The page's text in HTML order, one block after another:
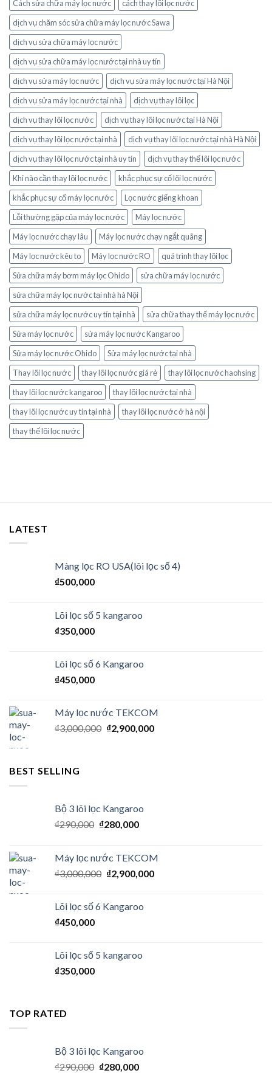
Cách sửa chữa máy lọc nước
cách thay lõi lọc nước
dịch vụ chăm sóc sửa chữa máy lọc nước Sawa
dịch vụ sửa chữa máy lọc nước
dịch vụ sửa chữa máy lọc nước tại nhà uy tín
dịch vụ sửa máy lọc nước
dịch vụ sửa máy lọc nước tại Hà Nội
dịch vụ sửa máy lọc nước tại nhà
dịch vụ thay lõi lọc
dịch vụ thay lõi lọc nước
dịch vụ thay lõi lọc nước tại Hà Nội
dịch vụ thay lõi lọc nước tại nhà
dịch vụ thay lõi lọc nước tại nhà Hà Nội
dịch vụ thay lõi lọc nước tại nhà uy tín
dịch vụ thay thế lõi lọc nước
Khi nào cần thay lõi lọc nước
khắc phục sự cố lõi lọc nước
khắc phục sự cố máy lọc nước
Lọc nước giếng khoan
Lỗi thường gặp của máy lọc nước
Máy lọc nước
Máy lọc nước chạy lâu
Máy lọc nước chạy ngắt quãng
Máy lọc nước kêu to
Máy lọc nước RO
quá trình thay lõi lọc
Sửa chữa máy bơm máy lọc Ohido
sửa chữa máy lọc nước
sửa chữa máy lọc nước tại nhà hà Nội
sửa chữa máy lọc nước uy tín tại nhà
sửa chữa thay thế máy lọc nước
Sửa máy lọc nước
sửa máy lọc nước Kangaroo
Sửa máy lọc nước Ohido
Sửa máy lọc nước tại nhà
Thay lõi lọc nước
thay lõi lọc nước giá rẻ
thay lõi lọc nước haohsing
thay lõi lọc nước kangaroo
thay lõi lọc nước tại nhà
thay lõi lọc nước uy tín tại nhà
thay lõi lọc nước ở hà nội
thay thế lõi lọc nước
LATEST
Màng lọc RO USA(lõi lọc số 4)
₫500,000
Lõi lọc số 5 kangaroo
₫350,000
Lõi lọc số 6 Kangaroo
₫450,000
Máy lọc nước TEKCOM
₫3,000,000 ₫2,900,000
BEST SELLING
Bộ 3 lõi lọc Kangaroo
₫290,000 ₫280,000
Máy lọc nước TEKCOM
₫3,000,000 ₫2,900,000
Lõi lọc số 6 Kangaroo
₫450,000
Lõi lọc số 5 kangaroo
₫350,000
TOP RATED
Bộ 3 lõi lọc Kangaroo
₫290,000 ₫280,000